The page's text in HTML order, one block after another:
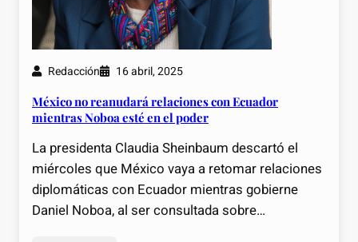
Redacción 16 abril, 2025
México no reanudará relaciones con Ecuador
mientras Noboa esté en el poder
La presidenta Claudia Sheinbaum descartó el
miércoles que México vaya a retomar relaciones
diplomáticas con Ecuador mientras gobierne
Daniel Noboa, al ser consultada sobre…